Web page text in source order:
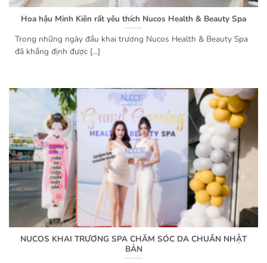
Hoa hậu Minh Kiên rất yêu thích Nucos Health & Beauty Spa
Trong những ngày đầu khai trương Nucos Health & Beauty Spa
đã khẳng định được [...]
NUCOS KHAI TRƯƠNG SPA CHĂM SÓC DA CHUẨN NHẬT
BẢN